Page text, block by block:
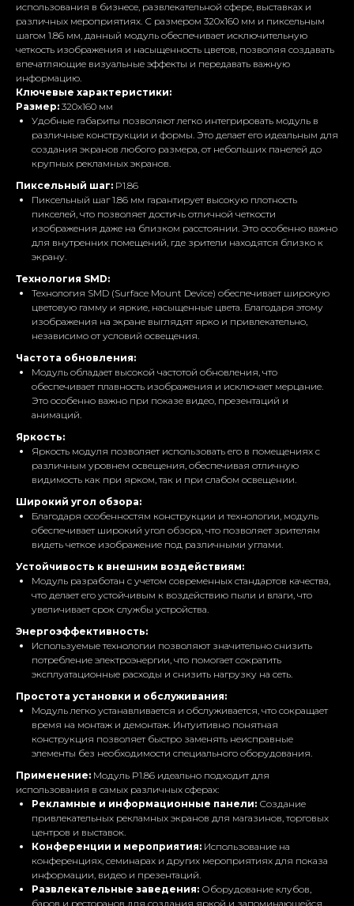
использования в бизнесе, развлекательной сфере, выставках и
различных мероприятиях. С размером 320x160 мм и пиксельным
шагом 1.86 мм, данный модуль обеспечивает исключительную
четкость изображения и насыщенность цветов, позволяя создавать
впечатляющие визуальные эффекты и передавать важную
информацию.
Ключевые характеристики:
Размер: 320x160 мм
Удобные габариты позволяют легко интегрировать модуль в
различные конструкции и формы. Это делает его идеальным для
создания экранов любого размера, от небольших панелей до
крупных рекламных экранов.
Пиксельный шаг: P1.86
Пиксельный шаг 1.86 мм гарантирует высокую плотность
пикселей, что позволяет достичь отличной четкости
изображения даже на близком расстоянии. Это особенно важно
для внутренних помещений, где зрители находятся близко к
экрану.
Технология SMD:
Технология SMD (Surface Mount Device) обеспечивает широкую
цветовую гамму и яркие, насыщенные цвета. Благодаря этому
изображения на экране выглядят ярко и привлекательно,
независимо от условий освещения.
Частота обновления:
Модуль обладает высокой частотой обновления, что
обеспечивает плавность изображения и исключает мерцание.
Это особенно важно при показе видео, презентаций и
анимаций.
Яркость:
Яркость модуля позволяет использовать его в помещениях с
различным уровнем освещения, обеспечивая отличную
видимость как при ярком, так и при слабом освещении.
Широкий угол обзора:
Благодаря особенностям конструкции и технологии, модуль
обеспечивает широкий угол обзора, что позволяет зрителям
видеть четкое изображение под различными углами.
Устойчивость к внешним воздействиям:
Модуль разработан с учетом современных стандартов качества,
что делает его устойчивым к воздействию пыли и влаги, что
увеличивает срок службы устройства.
Энергоэффективность:
Используемые технологии позволяют значительно снизить
потребление электроэнергии, что помогает сократить
эксплуатационные расходы и снизить нагрузку на сеть.
Простота установки и обслуживания:
Модуль легко устанавливается и обслуживается, что сокращает
время на монтаж и демонтаж. Интуитивно понятная
конструкция позволяет быстро заменять неисправные
элементы без необходимости специального оборудования.
Применение: Модуль P1.86 идеально подходит для
использования в самых различных сферах:
Рекламные и информационные панели: Создание
привлекательных рекламных экранов для магазинов, торговых
центров и выставок.
Конференции и мероприятия: Использование на
конференциях, семинарах и других мероприятиях для показа
информации, видео и презентаций.
Развлекательные заведения: Оборудование клубов,
баров и ресторанов для создания яркой и запоминающейся